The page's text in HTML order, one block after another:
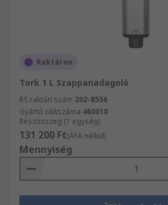
Raktáron
Tork 1 L Szappanadagoló
RS raktári szám 202-8556
Gyártó cikkszáma 460010
Részösszeg (1 egység)
131 200 Ft(ÁFA nélkül)
Mennyiség